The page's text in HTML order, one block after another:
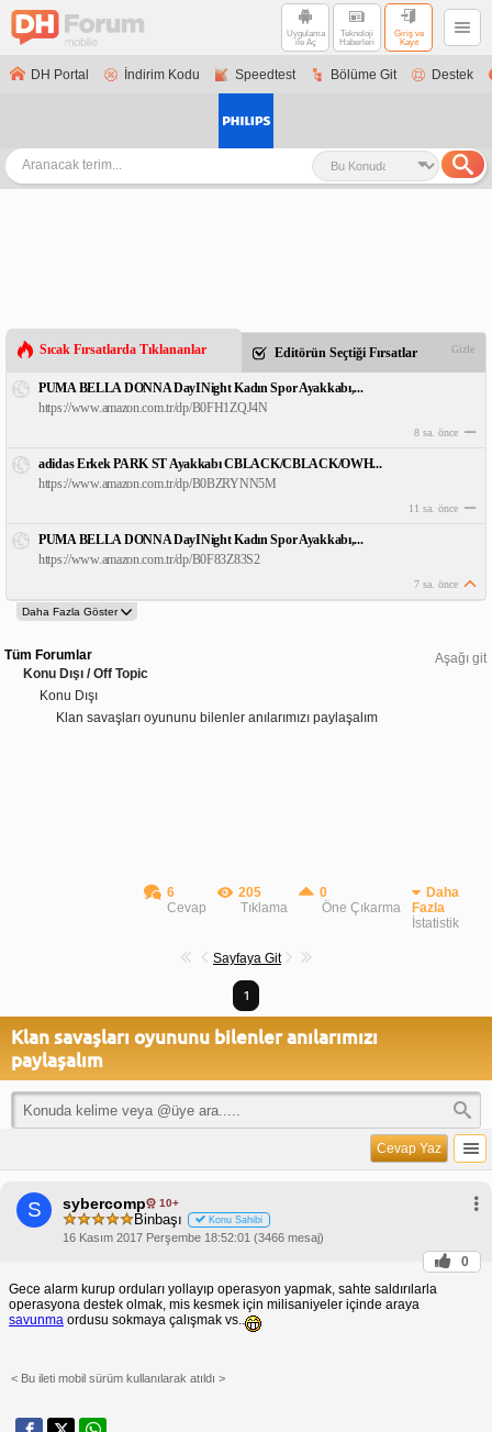
Uygulama
ile Aç
Teknoloji
Haberleri
Giriş ve
Kayıt
DH Portal İndirim Kodu Speedtest Bölüme Git Destek
Sıcak Fırsatlarda Tıklananlar Editörün Seçtiği Fırsatlar Gizle
PUMA BELLA DONNA DayINight Kadın Spor Ayakkabı,...
https://www.amazon.com.tr/dp/B0FH1ZQJ4N
8 sa. önce
adidas Erkek PARK ST Ayakkabı CBLACK/CBLACK/OWH...
https://www.amazon.com.tr/dp/B0BZRYNN5M
11 sa. önce
PUMA BELLA DONNA DayINight Kadın Spor Ayakkabı,...
https://www.amazon.com.tr/dp/B0F83Z83S2
7 sa. önce
Aşağı git
Tüm Forumlar
Konu Dışı / Off Topic
Konu Dışı
Klan savaşları oyununu bilenler anılarımızı paylaşalım
6
Cevap
205
Tıklama
0
Öne Çıkarma
Daha
Fazla
İstatistik
Sayfaya Git
1
Klan savaşları oyununu bilenler anılarımızı
paylaşalım
Cevap Yaz
S sybercomp 10+
Binbaşı Konu Sahibi
16 Kasım 2017 Perşembe 18:52:01 (3466 mesaj)
0
Gece alarm kurup orduları yollayıp operasyon yapmak, sahte saldırılarla
operasyona destek olmak, mis kesmek için milisaniyeler içinde araya
savunma ordusu sokmaya çalışmak vs..
< Bu ileti mobil sürüm kullanılarak atıldı >